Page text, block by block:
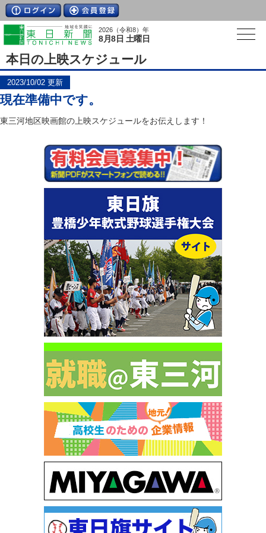
2026（令和8）年
8月8日 土曜日
本日の上映スケジュール
2023/10/02 更新
現在準備中です。
東三河地区映画館の上映スケジュールをお伝えします！